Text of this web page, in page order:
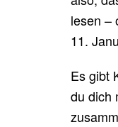
lesen –
11.
Es gibt
du dich